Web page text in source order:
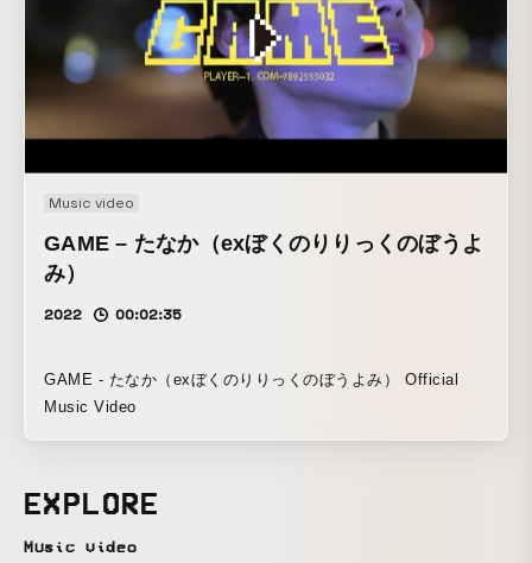
Music video
​GAME – たなか（exぼくのりりっくのぼうよ
み）
2022 00:02:35
​GAME - たなか（exぼくのりりっくのぼうよみ） Official
Music Video
EXPLORE
Music video